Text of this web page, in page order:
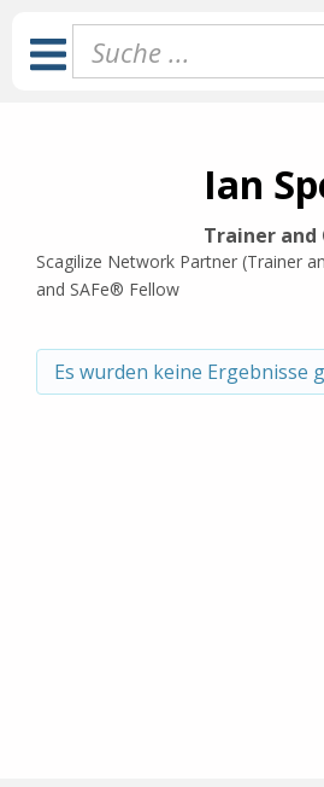
Inhalt
springen
Toggle
Navigation
Ian
Trainer and
Scagilize Network Partner (Trainer
and SAFe® Fellow
Es wurden keine Ergebnisse